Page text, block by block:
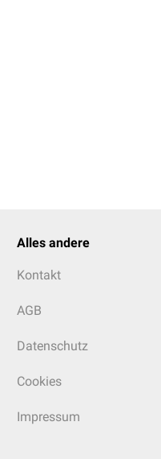
Alles andere
Kontakt
AGB
Datenschutz
Cookies
Impressum